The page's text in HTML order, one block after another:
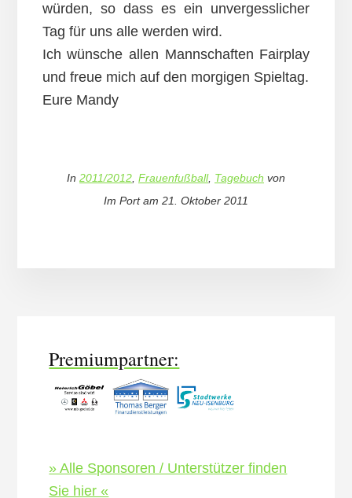
würden, so dass es ein unvergesslicher
Tag für uns alle werden wird.
Ich wünsche allen Mannschaften Fairplay
und freue mich auf den morgigen Spieltag.
Eure Mandy
In 2011/2012, Frauenfußball, Tagebuch von
Im Portam 21. Oktober 2011
Premiumpartner:
» Alle Sponsoren / Unterstützer finden
Sie hier «